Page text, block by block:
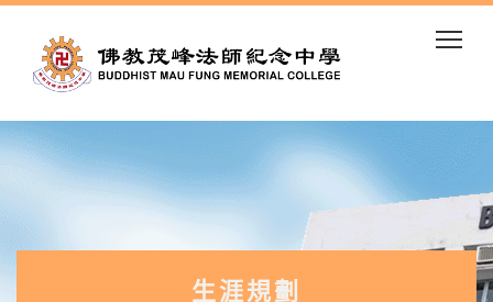
生涯規劃